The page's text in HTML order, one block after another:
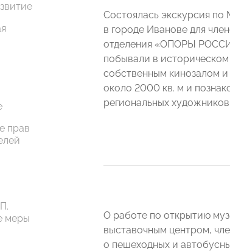
прав
меры
Состоялась экскурсия
в городе Иванове для
отделения «ОПОРЫ
побывали в
собственным кинозалом
около 2000 кв. м и
региональных художников.
О работе по открытию
выставочным центром,
о пешеходных и